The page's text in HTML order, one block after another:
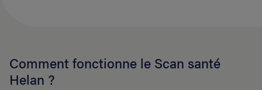
Comment fonctionne le Scan santé
Helan ?